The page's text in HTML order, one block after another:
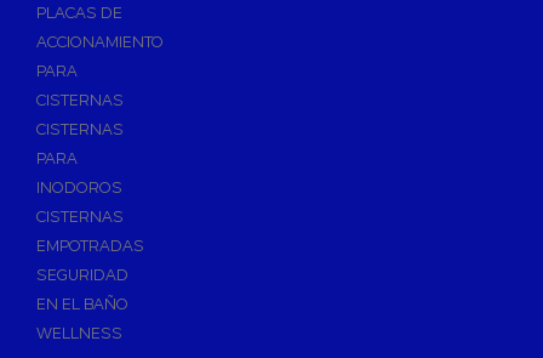
Válvulas de Compuerta
Válvulas de Contadores
Llaves de Paso
Accesorios de Valvulería
Calderines
Herramientas y Vestuario
Adhesivos Instantaneos
Selladores y Masillas
PLACAS DE
ACCIONAMIENTO
PARA
CISTERNAS
CISTERNAS
PARA
INODOROS
CISTERNAS
EMPOTRADAS
SEGURIDAD
EN EL BAÑO
WELLNESS